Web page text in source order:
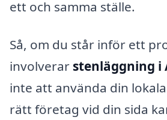
ett och samma ställe.
Så, om du står inför ett
involverar stenläggning i
inte att använda din
rätt företag vid din sida